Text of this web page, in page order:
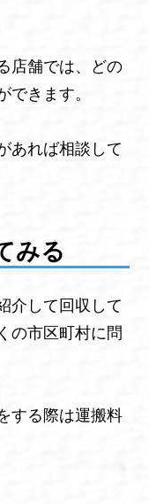
店舗では、どの
できます。
あれば相談して
みる
介して回収して
の市区町村に問
する際は運搬料